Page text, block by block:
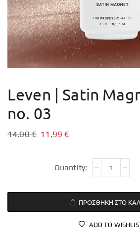
Leven | Satin
no. 03
14,00€ 11,99€
ΠΡΟΣΘΉΚΗ ΣΤΟ
ADD TO